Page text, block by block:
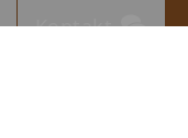
Kontakt